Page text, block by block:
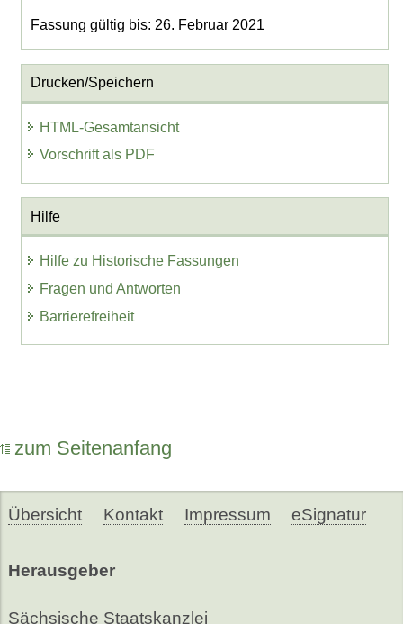
Fassung gültig bis: 26. Februar 2021
Drucken/Speichern
HTML-Gesamtansicht
Vorschrift als PDF
Hilfe
Hilfe zu Historische Fassungen
Fragen und Antworten
Barrierefreiheit
zum Seitenanfang
Übersicht Kontakt Impressum eSignatur
Herausgeber
Sächsische Staatskanzlei